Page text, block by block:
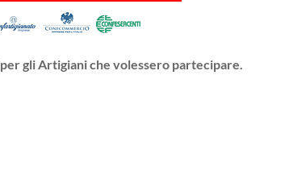
per gli Artigianiche volessero partecipare.